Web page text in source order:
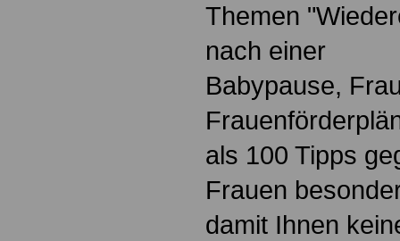
Themen
nach einer
Babypause,
als 100 Tipps
Frauen
damit Ihnen